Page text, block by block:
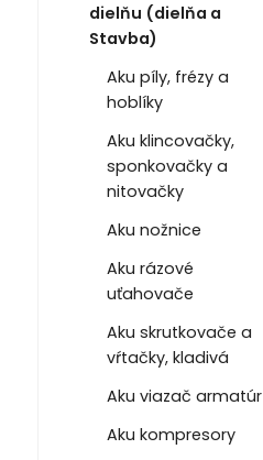
dielňu (dielňa a
Stavba)
Aku píly, frézy a
hoblíky
Aku klincovačky,
sponkovačky a
nitovačky
Aku nožnice
Aku rázové
uťahovače
Aku skrutkovače a
vŕtačky, kladivá
Aku viazač armatúr
Aku kompresory